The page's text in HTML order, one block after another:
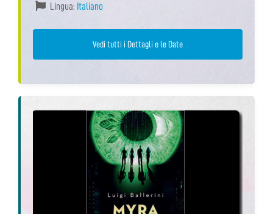
Lingua: Italiano
Vedi tutti i Dettagli e le Date